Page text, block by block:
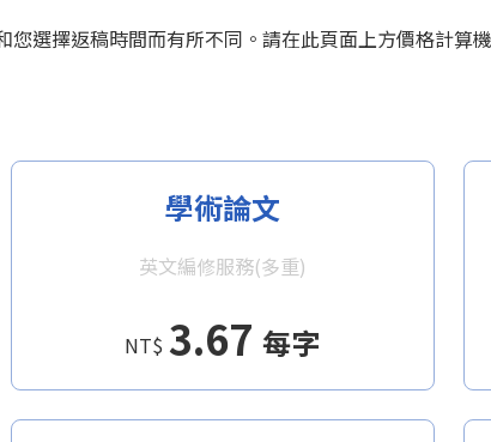
選擇返稿時間而有所不同。請在此頁面上方價格計算
學術論文
英文編修服務(多重)
NT$ 3.67 每字